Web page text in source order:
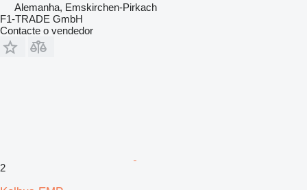
Alemanha, Emskirchen-Pirkach
F1-TRADE GmbH
Contacte o vendedor
2